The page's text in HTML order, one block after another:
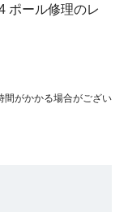
ポール修理のレ
間がかかる場合がござい